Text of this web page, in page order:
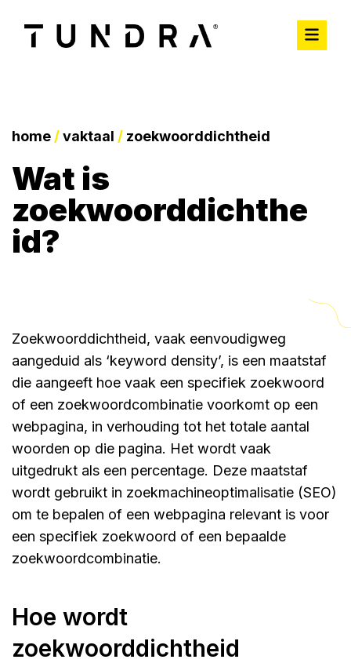
home /vaktaal / zoekwoorddichtheid
wat is
zoekwoorddichthe
id?
Zoekwoorddichtheid, vaak eenvoudigweg
aangeduid als ‘keyword density’, is een maatstaf
die aangeeft hoe vaak een specifiek zoekwoord
of een zoekwoordcombinatie voorkomt op een
webpagina, in verhouding tot het totale aantal
woorden op die pagina. Het wordt vaak
uitgedrukt als een percentage. Deze maatstaf
wordt gebruikt in zoekmachineoptimalisatie (SEO)
om te bepalen of een webpagina relevant is voor
een specifiek zoekwoord of een bepaalde
zoekwoordcombinatie.
hoe wordt
zoekwoorddichtheid